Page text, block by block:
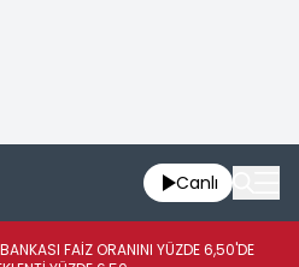
Canlı
FAİZ ORANINI YÜZDE 6,50'DE